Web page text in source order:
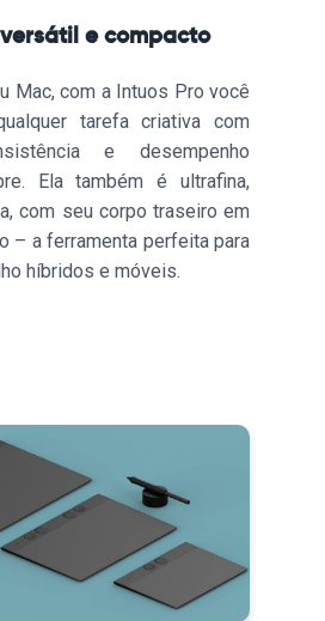
e compacto
Mac, com a Intuos Pro você
tarefa criativa com
e desempenho
Ela também é ultrafina,
com seu corpo traseiro em
– a ferramenta perfeita para
híbridos e móveis.